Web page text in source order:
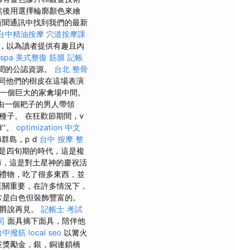
後用選擇輪廓顏色來繪
通訊中找到我們的最新
中精油按摩 穴道按摩課
以為讀者提供有趣且內
美式整復 筋膜 記帳
的公認資源。 台北 整骨
他們的樹皮在這場表演
個巨大的家禽場中間。
一個耙子的男人帶領
子。 在狂歡節期間，v
。 optimization 中文
島，p d 台中 按摩 整
四旬期的時代，這是複
這是對土星神的慶祝活
物，吃了很多東西，並
重要，在許多情況下，
白色但裝飾豐富的。
說再見。 記帳士 考試
面具摘下面具，陪伴他
中撥筋 local seo 以篝火
勵金，銀，銅連鎖橋